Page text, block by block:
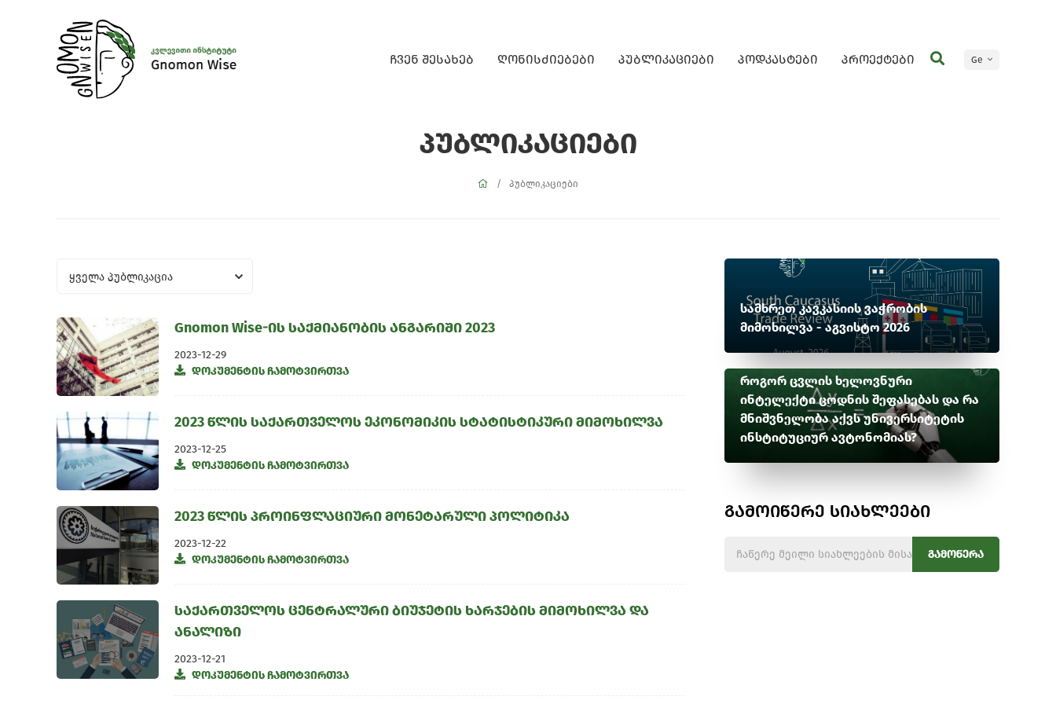
ჩვენ შესახებ ღონისძიებები პუბლიკაციები პოდკასტები პროექტები
Ge
პუბლიკაციები
პუბლიკაციები
ყველა პუბლიკაცია
Gnomon Wise-ის საქმიანობის ანგარიში 2023
2023-12-29
დოკუმენტის ჩამოტვირთვა
2023 წლის საქართველოს ეკონომიკის სტატისტიკური მიმოხილვა
2023-12-25
დოკუმენტის ჩამოტვირთვა
2023 წლის პროინფლაციური მონეტარული პოლიტიკა
2023-12-22
დოკუმენტის ჩამოტვირთვა
საქართველოს ცენტრალური ბიუჯეტის ხარჯების მიმოხილვა და
ანალიზი
2023-12-21
დოკუმენტის ჩამოტვირთვა
სამხრეთ კავკასიის ვაჭრობის
მიმოხილვა - აგვისტო 2026
როგორ ცვლის ხელოვნური
ინტელექტი ცოდნის შეფასებას და რა
მნიშვნელობა აქვს უნივერსიტეტის
ინსტიტუციურ ავტონომიას?
გამოიწერე სიახლეები
გამოწერა